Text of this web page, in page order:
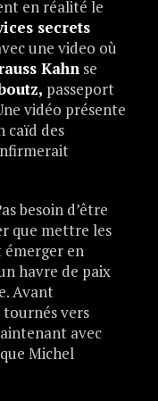
en réalité le
secrets
une video où
Kahnse
passeport
vidéo présente
caïd des
besoin d’être
que mettre les
en
havre de paix
Avant
vers
avec
Michel